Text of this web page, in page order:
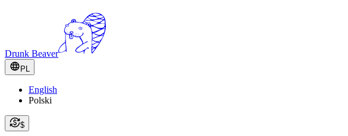
Drunk Beaver
PL
English
Polski
$